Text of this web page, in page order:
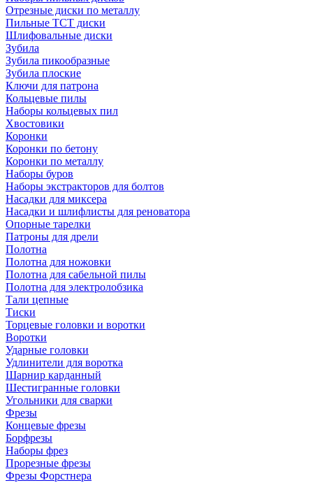
Отрезные диски по металлу
Пильные TCT диски
Шлифовальные диски
Зубила
Зубила пикообразные
Зубила плоские
Ключи для патрона
Кольцевые пилы
Наборы кольцевых пил
Хвостовики
Коронки
Коронки по бетону
Коронки по металлу
Наборы буров
Наборы экстракторов для болтов
Насадки для миксера
Насадки и шлифлисты для реноватора
Опорные тарелки
Патроны для дрели
Полотна
Полотна для ножовки
Полотна для сабельной пилы
Полотна для электролобзика
Тали цепные
Тиски
Торцевые головки и воротки
Воротки
Ударные головки
Удлинители для воротка
Шарнир карданный
Шестигранные головки
Угольники для сварки
Фрезы
Концевые фрезы
Борфрезы
Наборы фрез
Прорезные фрезы
Фрезы Форстнера